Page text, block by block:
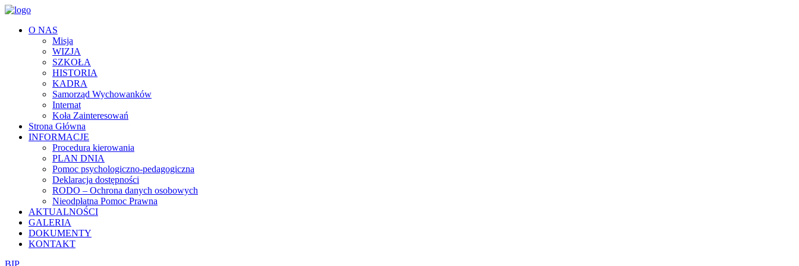
O NAS
Misja
WIZJA
SZKOŁA
HISTORIA
KADRA
Samorząd Wychowanków
Internat
Koła Zainteresowań
Strona Główna
INFORMACJE
Procedura kierowania
PLAN DNIA
Pomoc psychologiczno-pedagogiczna
Deklaracja dostępności
RODO – Ochrona danych osobowych
Nieodpłatna Pomoc Prawna
AKTUALNOŚCI
GALERIA
DOKUMENTY
KONTAKT
BIP